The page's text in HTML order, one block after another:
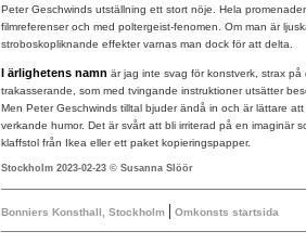
Peter Geschwinds utställning ett stort nöje. Hela
filmreferenser och med poltergeist-fenomen. Om man är
stroboskopliknande effekter varnas man dock för att delta.
I ärlighetens namn är jag inte svag för konstverk, strax på
trakasserande, som med tvingande instruktioner utsätter
Men Peter Geschwinds tilltal bjuder ändå in och är lättare
verkande humor. Det är svårt att bli irriterad på en imaginär
klaffstol från Ikea eller ett paket kopieringspapper.
Stockholm 2023-02-23 © Susanna Slöör
Bonniers Konsthall, Stockholm | Omkonsts startsida